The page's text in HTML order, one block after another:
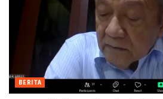
BERITA